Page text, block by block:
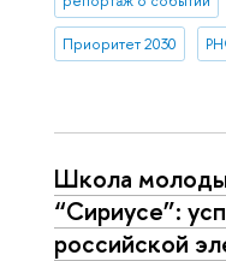
Приоритет 2030
Школа
“Сириусе”:
российской